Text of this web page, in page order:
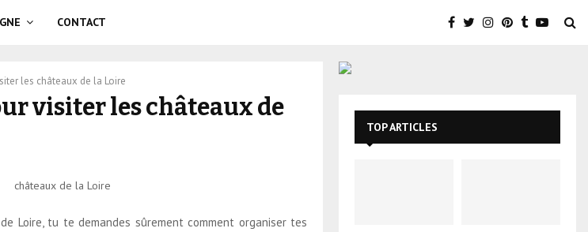
CONTACT
les châteaux de la Loire
visiter les châteaux de
Loire, tu te demandes sûrement comment organiser tes
TOP ARTICLES